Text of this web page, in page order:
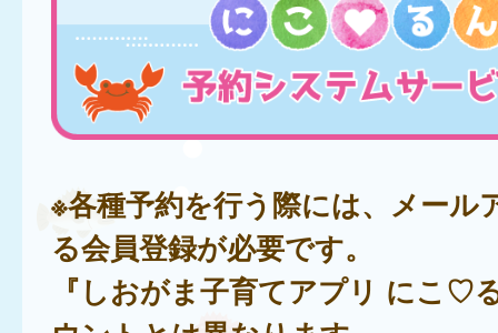
※各種予約を行う際には、メール
る会員登録が必要です。
『しおがま子育てアプリ にこ♡